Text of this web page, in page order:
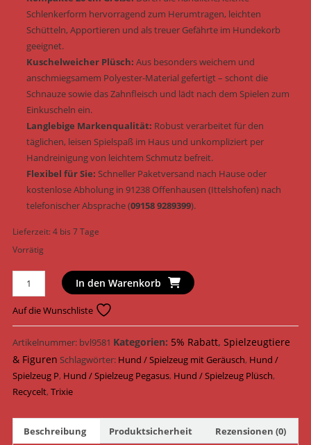
Schlenkerform hervorragend zum Herumtragen, leichten
Schütteln, Apportieren und als treuer Gefährte im Hundekorb
geeignet.
Kuschelweicher Plüsch: Aus besonders weichem und
anschmiegsamem Polyester-Material gefertigt – schont die
Schnauze sowie das Zahnfleisch und lädt nach dem Spielen zum
Einkuscheln ein.
Langlebige Markenqualität: Robust verarbeitet für den
täglichen, leisen Spielspaß im Haus und unkompliziert per
Handreinigung von leichtem Schmutz befreit.
Flexibel für Sie: Schneller Paketversand nach Hause oder
kostenlose Abholung in 91238 Offenhausen (Ittelshofen) nach
telefonischer Absprache (09158 9289399).
Lieferzeit:4 bis 7 Tage
Vorrätig
Trixie
Hundespielzeug
Pegasus
Plüsch
&
geräuschlos
26
cm
Nr.
36124)
In den Warenkorb
Auf die Wunschliste
Artikelnummer: bvl9581 Kategorien: 5% Rabatt, Spielzeugtiere
& Figuren Schlagwörter: Hund / Spielzeug mit Geräusch, Hund /
Spielzeug P, Hund / Spielzeug Pegasus, Hund / Spielzeug Plüsch,
Recycelt,Trixie
Beschreibung Produktsicherheit Rezensionen (0)